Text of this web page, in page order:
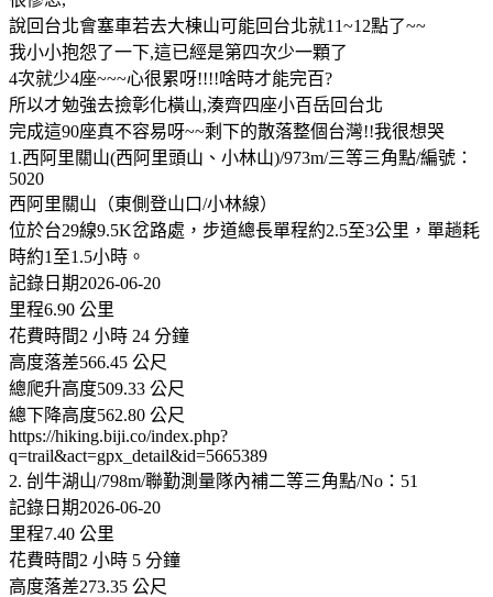
說回台北會塞車若去大棟山可能回台北就11~12點了~~
我小小抱怨了一下,這已經是第四次少一顆了
4次就少4座~~~心很累呀!!!!啥時才能完百?
所以才勉強去撿彰化橫山,湊齊四座小百岳回台北
完成這90座真不容易呀~~剩下的散落整個台灣!!我很想哭
1.西阿里關山(西阿里頭山、小林山)/973m/三等三角點/編號：
5020
西阿里關山（東側登山口/小林線）
位於台29線9.5K岔路處，步道總長單程約2.5至3公里，單趟耗
時約1至1.5小時。
記錄日期2026-06-20
里程6.90 公里
花費時間2 小時 24 分鐘
高度落差566.45 公尺
總爬升高度509.33 公尺
總下降高度562.80 公尺
https://hiking.biji.co/index.php?
q=trail&act=gpx_detail&id=5665389
2. 刣牛湖山/798m/聯勤測量隊內補二等三角點/No：51
記錄日期2026-06-20
里程7.40 公里
花費時間2 小時 5 分鐘
高度落差273.35 公尺